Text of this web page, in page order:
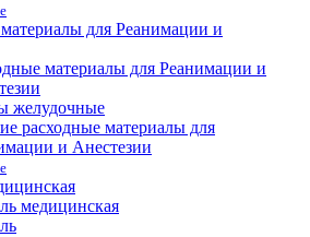
для Реанимации и
материалы для Реанимации и
желудочные
расходные материалы для
и Анестезии
медицинская